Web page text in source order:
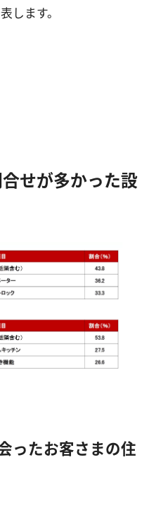
します。
せが多かった設
ったお客さまの住